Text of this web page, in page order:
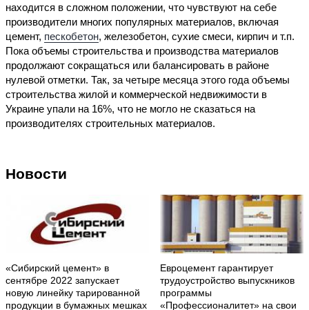
находится в сложном положении, что чувствуют на себе
производители многих популярных материалов, включая
цемент, пескобетон, железобетон, сухие смеси, кирпич и т.п.
Пока объемы строительства и производства материалов
продолжают сокращаться или балансировать в районе
нулевой отметки. Так, за четыре месяца этого года объемы
строительства жилой и коммерческой недвижимости в
Украине упали на 16%, что не могло не сказаться на
производителях строительных материалов.
Новости
«Сибирский цемент» в
сентябре 2022 запускает
новую линейку тарированной
продукции в бумажных мешках
Евроцемент гарантирует
трудоустройство выпускников
программы
«Профессионалитет» на свои